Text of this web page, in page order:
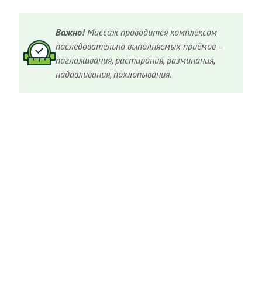
Важно!Массаж проводится комплексом
последовательно выполняемых приёмов –
поглаживания, растирания, разминания,
надавливания, похлопывания.